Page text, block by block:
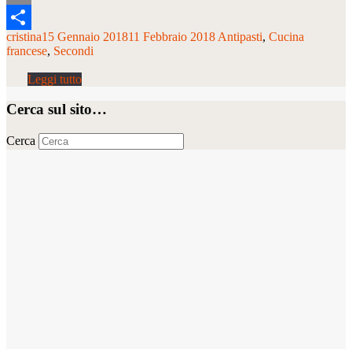
Email
Condividi
cristina15 Gennaio 201811 Febbraio 2018 Antipasti Cucina
francese Secondi
Cerca sul sito…
Cerca